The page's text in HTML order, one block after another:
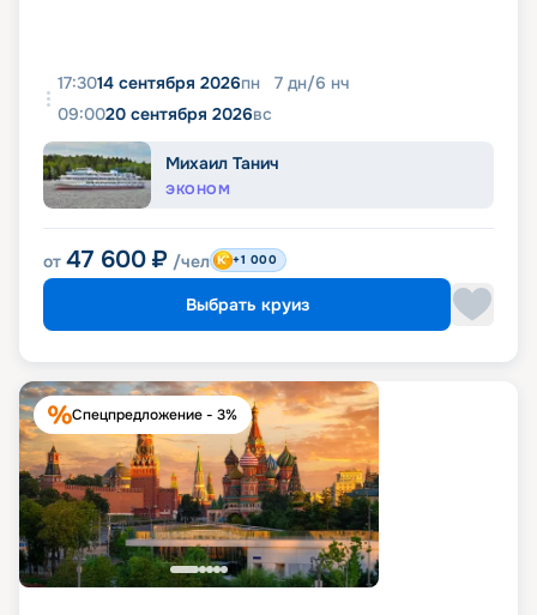
17:3014 сентября 2026пн 7 дн/6 нч
09:0020 сентября 2026вс
Михаил Танич
ЭКОНОМ
от 47 600 ₽ /чел +1 000
Выбрать круиз
Спецпредложение - 3%